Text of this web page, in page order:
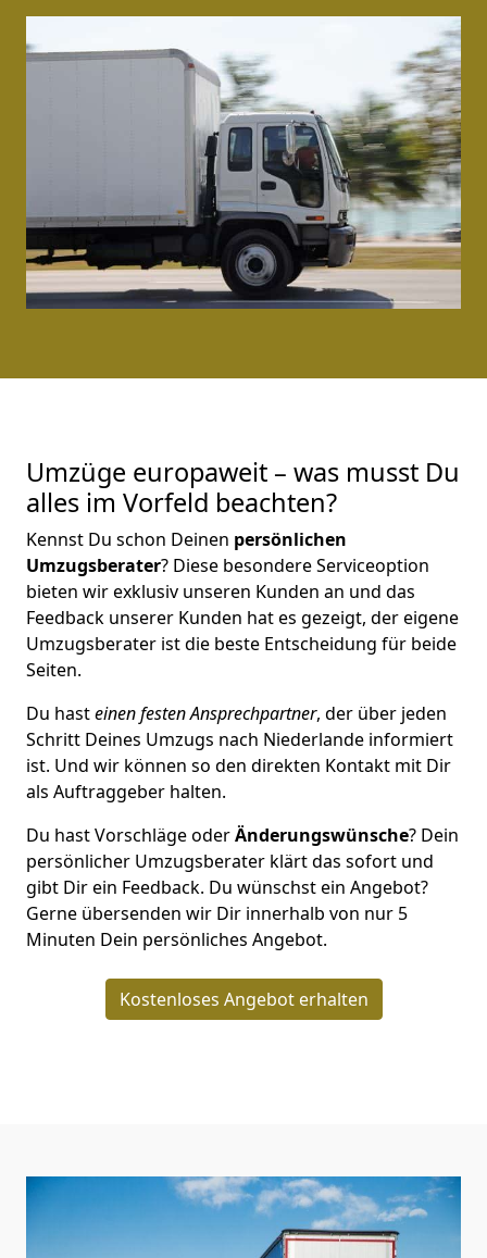
Umzüge europaweit – was musst Du
alles im Vorfeld beachten?
Kennst Du schon Deinen persönlichen
Umzugsberater? Diese besondere Serviceoption
bieten wir exklusiv unseren Kunden an und das
Feedback unserer Kunden hat es gezeigt, der eigene
Umzugsberater ist die beste Entscheidung für beide
Seiten.
Du hasteinen festen Ansprechpartner, der über jeden
Schritt Deines Umzugs nach Niederlande informiert
ist. Und wir können so den direkten Kontakt mit Dir
als Auftraggeber halten.
Du hast Vorschläge oderÄnderungswünsche? Dein
persönlicher Umzugsberater klärt das sofort und
gibt Dir ein Feedback. Du wünschst ein Angebot?
Gerne übersenden wir Dir innerhalb von nur 5
Minuten Dein persönliches Angebot.
Kostenloses Angebot erhalten